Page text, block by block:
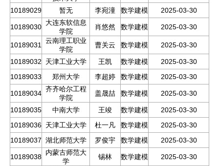
10189029 暂无 李宛潼 数学建模 2025-03-30
10189030
大连东软信息
学院
肖悠然 数学建模 2025-03-30
10189031
云南理工职业
学院
曹关云 数学建模 2025-03-30
10189032 天津工业大学 王凯 数学建模
2025-03-30
10189033
郑州大学 李超婷 数学建模 2025-03-30
10189034
齐齐哈尔工程
学院
盖晟喆 数学建模 2025-03-30
10189035 中南大学 王竣 数学建模
2025-03-30
10189036 天津工业大学 杜一凡 数学建模
2025-03-30
10189037 湖北师范大学 罗俊宇 数学建模 2025-03-30
10189038
内蒙古师范大
学
锡林 数学建模 2025-03-30